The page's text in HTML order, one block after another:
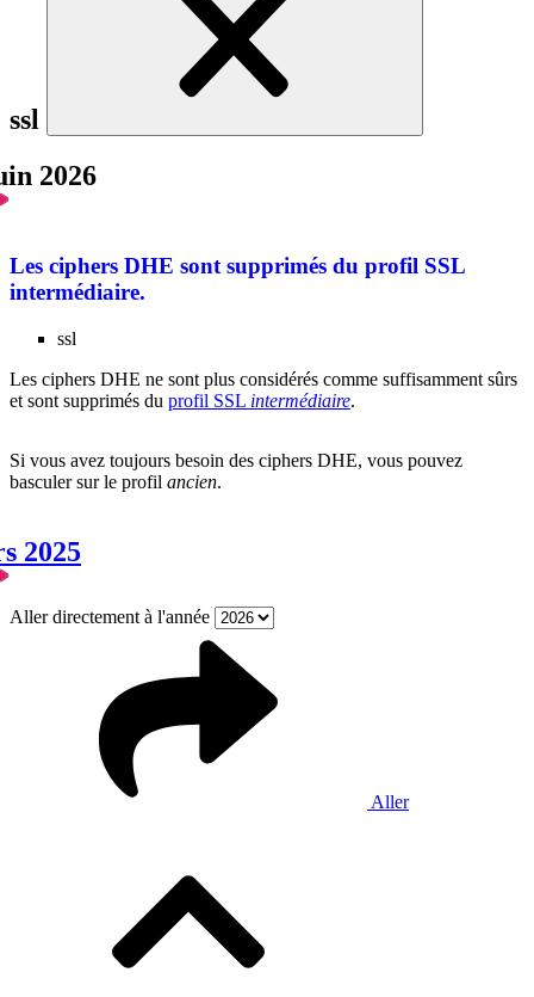
ssl
2026
Les ciphers DHE sont supprimés du profil SSL
intermédiaire.
ssl
Les ciphers DHE ne sont plus considérés comme suffisamment sûrs
et sont supprimés du profil SSL intermédiaire.
Si vous avez toujours besoin des ciphers DHE, vous pouvez
basculer sur le profil ancien.
2025
Aller directement à l'année
Aller